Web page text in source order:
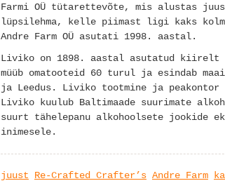
Farmi OÜ tütarettevõte, mis alustas
lüpsilehma, kelle piimast ligi kaks
Andre Farm OÜ asutati 1998. aastal.
Liviko on 1898. aastal asutatud kiirelt
müüb omatooteid 60 turul ja esindab
ja Leedus. Liviko tootmine ja
Liviko kuulub Baltimaade suurimate
suurt tähelepanu alkohoolsete jookide
inimesele.
juust Re-Crafted Crafter’s Andre Farm